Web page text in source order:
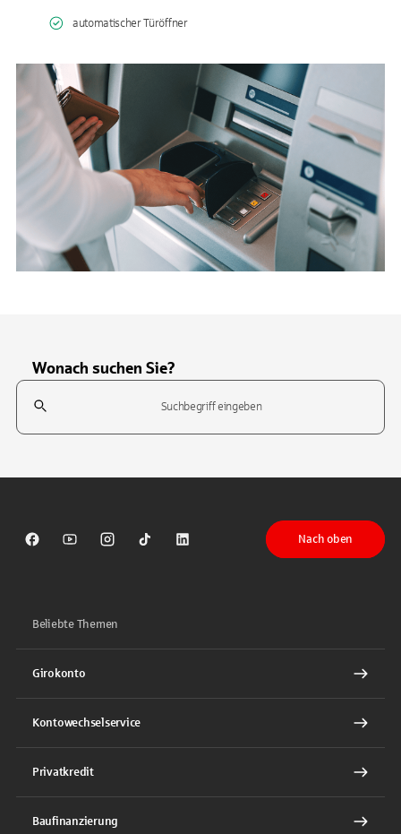
automatischer Türöffner
Wonach suchen Sie?
Suchfeld
Sparkasse auf Facebook
Sparkasse auf Youtube
Sparkasse auf Instagram
Sparkasse auf TikTok
Sparkasse auf LinkedIn
Nach oben
Beliebte Themen
Girokonto
Kontowechselservice
Privatkredit
Baufinanzierung